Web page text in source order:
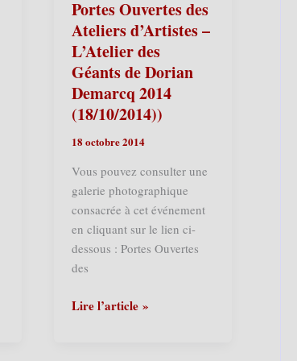
Calendrier
des
Géants
2018
(27/01/2018)
Portes Ouvertes des
Ateliers d’Artistes –
L’Atelier des
Géants de Dorian
Demarcq 2014
(18/10/2014))
18 octobre 2014
Vous pouvez consulter une
galerie photographique
consacrée à cet événement
en cliquant sur le lien ci-
dessous : Portes Ouvertes
des
Ronchin
Lire l’article »